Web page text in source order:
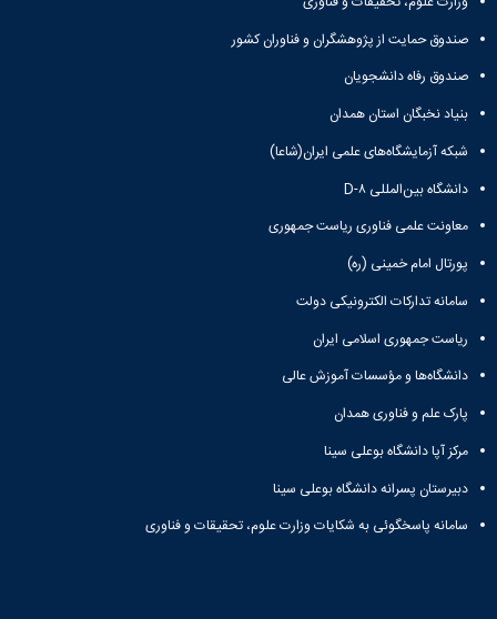
صندوق حمایت از پژوهشگران و فناوران کشور
صندوق رفاه دانشجویان
بنیاد نخبگان استان همدان
شبکه آزمایشگاه‌های علمی ایران(شاعا)
دانشگاه بین‌المللی D-۸
معاونت علمی فناوری ریاست جمهوری
پورتال امام خمینی (ره)
سامانه تدارکات الکترونیکی دولت
ریاست جمهوری اسلامی ایران
دانشگاه‌ها و مؤسسات آموزش عالی
پارک علم و فناوری همدان
مرکز آپا دانشگاه بوعلی سینا
دبیرستان پسرانه دانشگاه بوعلی سینا
سامانه پاسخگوئی به شکایات وزارت علوم، تحقیقات و فناوری